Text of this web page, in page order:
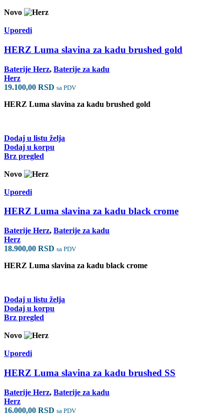
Novo
Uporedi
HERZ Luma slavina za kadu brushed gold
Baterije Herz, Baterije za kadu
Herz
19.100,00 RSD sa PDV
HERZ Luma slavina za kadu brushed gold
Dodaj u listu želja
Dodaj u korpu
Brz pregled
Novo
Uporedi
HERZ Luma slavina za kadu black crome
Baterije Herz, Baterije za kadu
Herz
18.900,00 RSD sa PDV
HERZ Luma slavina za kadu black crome
Dodaj u listu želja
Dodaj u korpu
Brz pregled
Novo
Uporedi
HERZ Luma slavina za kadu brushed SS
Baterije Herz, Baterije za kadu
Herz
16.000,00 RSD sa PDV